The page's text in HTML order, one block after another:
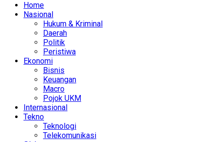
Home
Nasional
Hukum & Kriminal
Daerah
Politik
Peristiwa
Ekonomi
Bisnis
Keuangan
Macro
Pojok UKM
Internasional
Tekno
Teknologi
Telekomunikasi